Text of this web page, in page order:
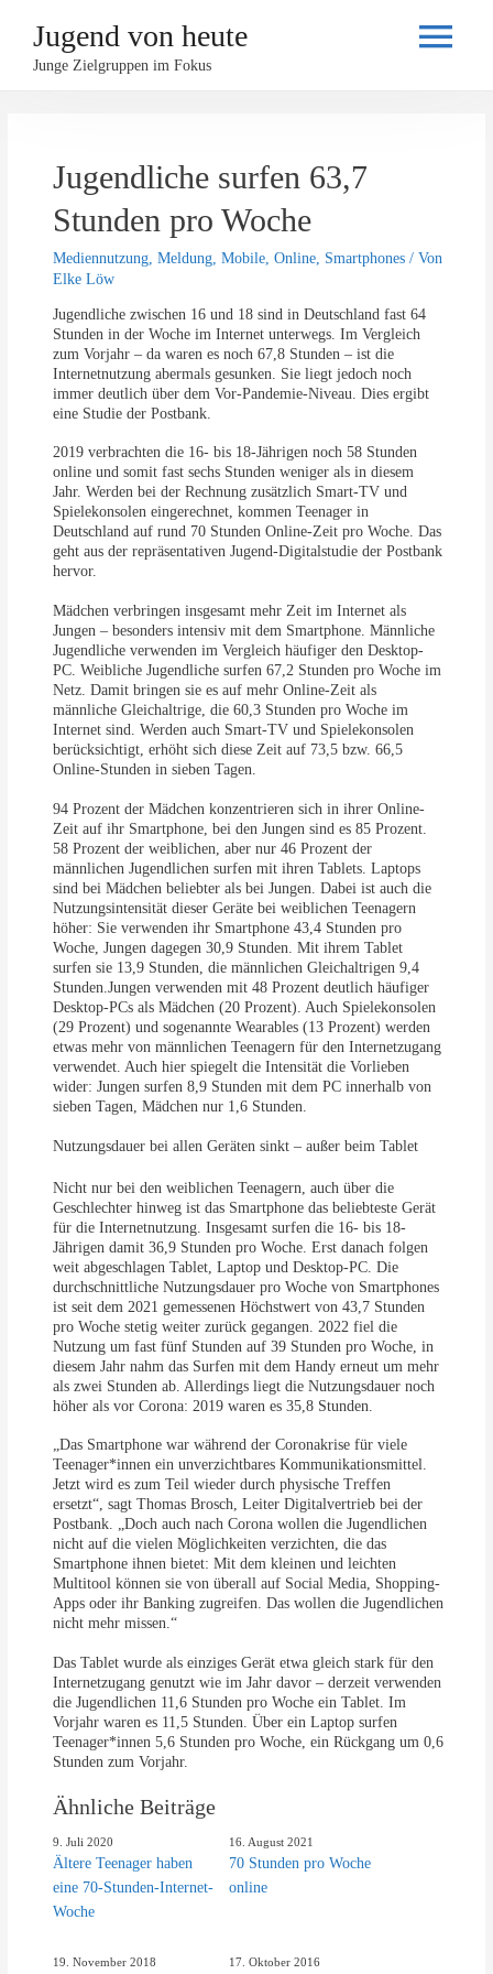
Jugend von heute
Junge Zielgruppen im Fokus
Jugendliche surfen 63,7
Stunden pro Woche
Mediennutzung ,Meldung ,Mobile ,Online Smartphones / Von
Elke Löw
Jugendliche zwischen 16 und 18 sind in Deutschland fast 64
Stunden in der Woche im Internet unterwegs. Im Vergleich
zum Vorjahr – da waren es noch 67,8 Stunden – ist die
Internetnutzung abermals gesunken. Sie liegt jedoch noch
immer deutlich über dem Vor-Pandemie-Niveau. Dies ergibt
eine Studie der Postbank.
2019 verbrachten die 16- bis 18-Jährigen noch 58 Stunden
online und somit fast sechs Stunden weniger als in diesem
Jahr. Werden bei der Rechnung zusätzlich Smart-TV und
Spielekonsolen eingerechnet, kommen Teenager in
Deutschland auf rund 70 Stunden Online-Zeit pro Woche. Das
geht aus der repräsentativen Jugend-Digitalstudie der Postbank
hervor.
Mädchen verbringen insgesamt mehr Zeit im Internet als
Jungen – besonders intensiv mit dem Smartphone. Männliche
Jugendliche verwenden im Vergleich häufiger den Desktop-
PC. Weibliche Jugendliche surfen 67,2 Stunden pro Woche im
Netz. Damit bringen sie es auf mehr Online-Zeit als
männliche Gleichaltrige, die 60,3 Stunden pro Woche im
Internet sind. Werden auch Smart-TV und Spielekonsolen
berücksichtigt, erhöht sich diese Zeit auf 73,5 bzw. 66,5
Online-Stunden in sieben Tagen.
94 Prozent der Mädchen konzentrieren sich in ihrer Online-
Zeit auf ihr Smartphone, bei den Jungen sind es 85 Prozent.
58 Prozent der weiblichen, aber nur 46 Prozent der
männlichen Jugendlichen surfen mit ihren Tablets. Laptops
sind bei Mädchen beliebter als bei Jungen. Dabei ist auch die
Nutzungsintensität dieser Geräte bei weiblichen Teenagern
höher: Sie verwenden ihr Smartphone 43,4 Stunden pro
Woche, Jungen dagegen 30,9 Stunden. Mit ihrem Tablet
surfen sie 13,9 Stunden, die männlichen Gleichaltrigen 9,4
Stunden.Jungen verwenden mit 48 Prozent deutlich häufiger
Desktop-PCs als Mädchen (20 Prozent). Auch Spielekonsolen
(29 Prozent) und sogenannte Wearables (13 Prozent) werden
etwas mehr von männlichen Teenagern für den Internetzugang
verwendet. Auch hier spiegelt die Intensität die Vorlieben
wider: Jungen surfen 8,9 Stunden mit dem PC innerhalb von
sieben Tagen, Mädchen nur 1,6 Stunden.
Nutzungsdauer bei allen Geräten sinkt – außer beim Tablet
Nicht nur bei den weiblichen Teenagern, auch über die
Geschlechter hinweg ist das Smartphone das beliebteste Gerät
für die Internetnutzung. Insgesamt surfen die 16- bis 18-
Jährigen damit 36,9 Stunden pro Woche. Erst danach folgen
weit abgeschlagen Tablet, Laptop und Desktop-PC. Die
durchschnittliche Nutzungsdauer pro Woche von Smartphones
ist seit dem 2021 gemessenen Höchstwert von 43,7 Stunden
pro Woche stetig weiter zurück gegangen. 2022 fiel die
Nutzung um fast fünf Stunden auf 39 Stunden pro Woche, in
diesem Jahr nahm das Surfen mit dem Handy erneut um mehr
als zwei Stunden ab. Allerdings liegt die Nutzungsdauer noch
höher als vor Corona: 2019 waren es 35,8 Stunden.
„Das Smartphone war während der Coronakrise für viele
Teenager*innen ein unverzichtbares Kommunikationsmittel.
Jetzt wird es zum Teil wieder durch physische Treffen
ersetzt“, sagt Thomas Brosch, Leiter Digitalvertrieb bei der
Postbank. „Doch auch nach Corona wollen die Jugendlichen
nicht auf die vielen Möglichkeiten verzichten, die das
Smartphone ihnen bietet: Mit dem kleinen und leichten
Multitool können sie von überall auf Social Media, Shopping-
Apps oder ihr Banking zugreifen. Das wollen die Jugendlichen
nicht mehr missen.“
Das Tablet wurde als einziges Gerät etwa gleich stark für den
Internetzugang genutzt wie im Jahr davor – derzeit verwenden
die Jugendlichen 11,6 Stunden pro Woche ein Tablet. Im
Vorjahr waren es 11,5 Stunden. Über ein Laptop surfen
Teenager*innen 5,6 Stunden pro Woche, ein Rückgang um 0,6
Stunden zum Vorjahr.
Ähnliche Beiträge
9. Juli 2020
Ältere Teenager haben
eine 70-Stunden-Internet-
Woche
16. August 2021
70 Stunden pro Woche
online
19. November 2018 17. Oktober 2016